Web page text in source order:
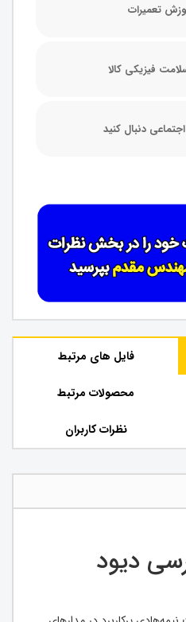
تعمیرات
فیزیکی کالا
دنبال کنید
فایل های مرتبط
محصولات مرتبط
نظرات کاربران
دیود